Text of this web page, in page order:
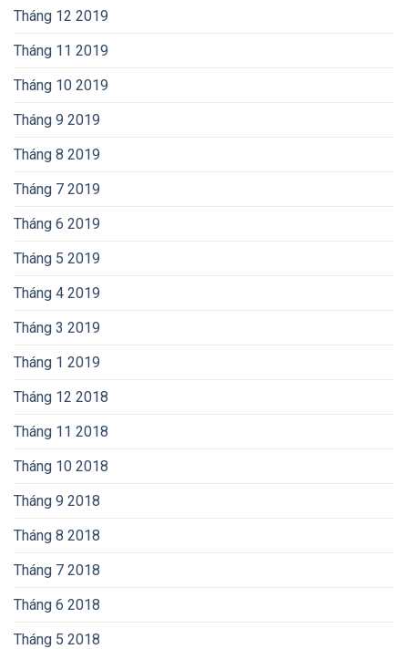
Tháng 12 2019
Tháng 11 2019
Tháng 10 2019
Tháng 9 2019
Tháng 8 2019
Tháng 7 2019
Tháng 6 2019
Tháng 5 2019
Tháng 4 2019
Tháng 3 2019
Tháng 1 2019
Tháng 12 2018
Tháng 11 2018
Tháng 10 2018
Tháng 9 2018
Tháng 8 2018
Tháng 7 2018
Tháng 6 2018
Tháng 5 2018